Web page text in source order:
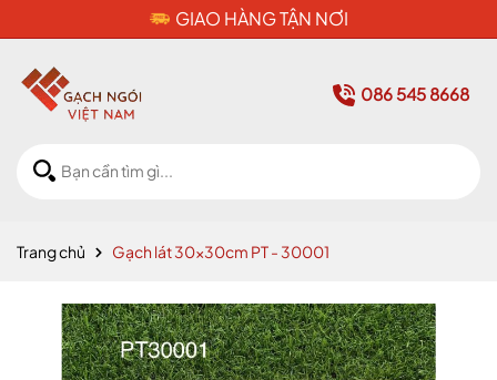
GIAO HÀNG TẬN NƠI
086 545 8668
Trang chủ Gạch lát 30x30cm PT - 30001